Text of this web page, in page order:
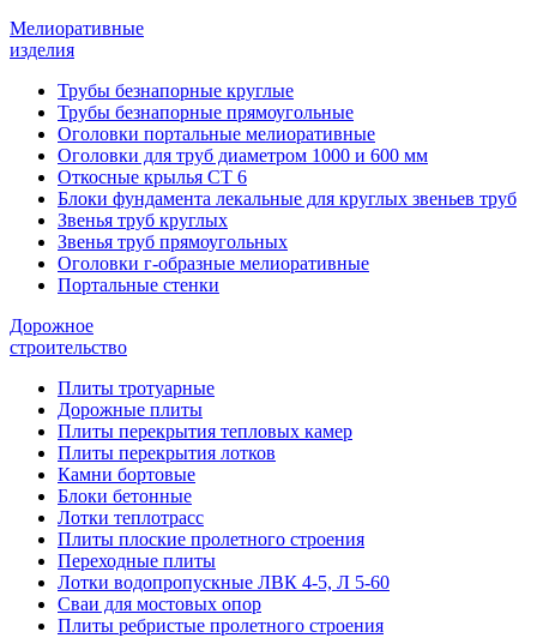
Мелиоративные
изделия
Трубы безнапорные круглые
Трубы безнапорные прямоугольные
Оголовки портальные мелиоративные
Оголовки для труб диаметром 1000 и 600 мм
Откосные крылья СТ 6
Блоки фундамента лекальные для круглых звеньев труб
Звенья труб круглых
Звенья труб прямоугольных
Оголовки г-образные мелиоративные
Портальные стенки
Дорожное
строительство
Плиты тротуарные
Дорожные плиты
Плиты перекрытия тепловых камер
Плиты перекрытия лотков
Камни бортовые
Блоки бетонные
Лотки теплотрасс
Плиты плоские пролетного строения
Переходные плиты
Лотки водопропускные ЛВК 4-5, Л 5-60
Сваи для мостовых опор
Плиты ребристые пролетного строения